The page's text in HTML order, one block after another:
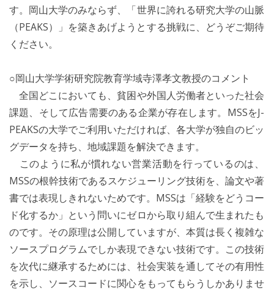
す。岡山大学のみならず、「世界に誇れる研究大学の山脈
（PEAKS）」を築きあげようとする挑戦に、どうぞご期待
ください。
○岡山大学学術研究院教育学域寺澤孝文教授のコメント
全国どこにおいても、貧困や外国人労働者といった社会
課題、そして広告需要のある企業が存在します。MSSをJ-
PEAKSの大学でご利用いただければ、各大学が独自のビッ
グデータを持ち、地域課題を解決できます。
このように私が慣れない営業活動を行っているのは、
MSSの根幹技術であるスケジューリング技術を、論文や著
書では表現しきれないためです。MSSは「経験をどうコー
ド化するか」という問いにゼロから取り組んで生まれたも
のです。その原理は公開していますが、本質は長く複雑な
ソースプログラムでしか表現できない技術です。この技術
を次代に継承するためには、社会実装を通してその有用性
を示し、ソースコードに関心をもってもらうしかありませ